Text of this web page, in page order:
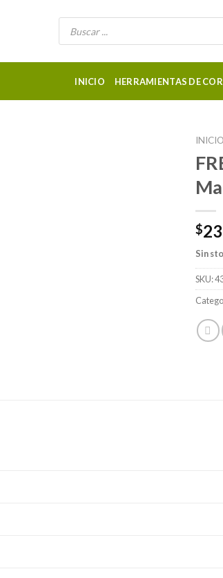
Búsqueda
INICIO HERRAMIENTAS DE
INICIO
$
Sin
SKU: